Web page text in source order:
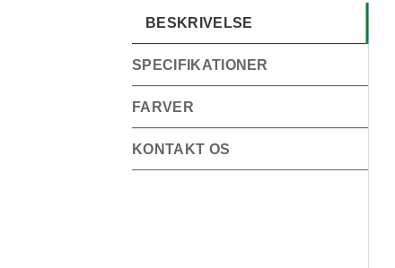
BESKRIVELSE
SPECIFIKATIONER
FARVER
KONTAKT OS